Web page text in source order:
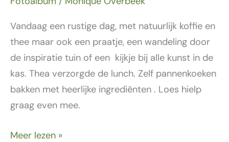
Vandaag een rustige dag, met natuurlijk koffie en
thee maar ook een praatje, een wandeling door
de inspiratie tuin of een kijkje bij alle kunst in de
kas. Thea verzorgde de lunch. Zelf pannenkoeken
bakken met heerlijke ingrediënten . Loes hielp
graag even mee.
Meer lezen »